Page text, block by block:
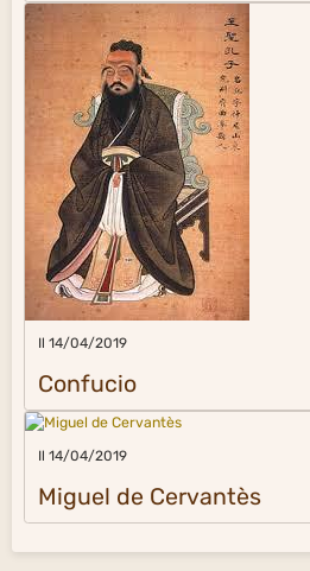
Il 14/04/2019
Confucio
Il 14/04/2019
Miguel de Cervantès